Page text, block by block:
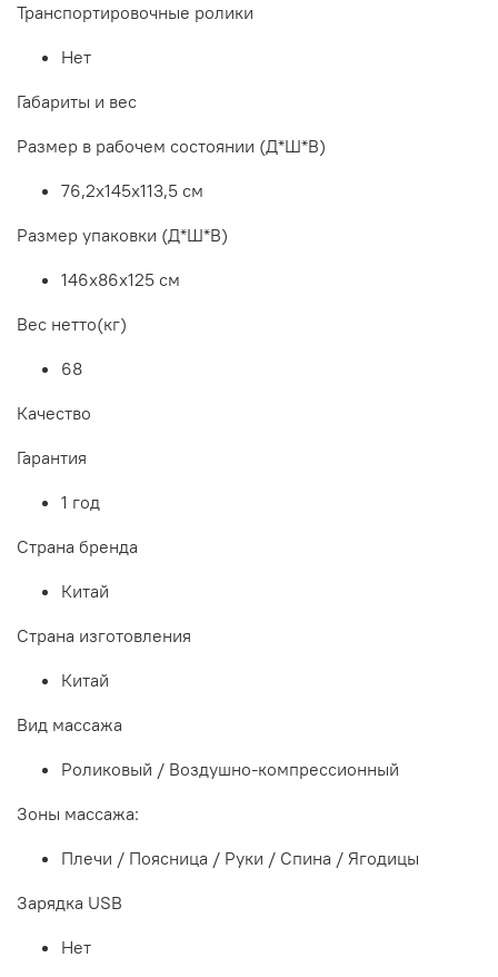
Транспортировочные ролики
Нет
Габариты и вес
Размер в рабочем состоянии (Д*Ш*В)
76,2х145х113,5 см
Размер упаковки (Д*Ш*В)
146х86х125 см
Вес нетто(кг)
68
Качество
Гарантия
1 год
Страна бренда
Китай
Страна изготовления
Китай
Вид массажа
Роликовый / Воздушно-компрессионный
Зоны массажа:
Плечи / Поясница / Руки / Спина / Ягодицы
Зарядка USB
Нет